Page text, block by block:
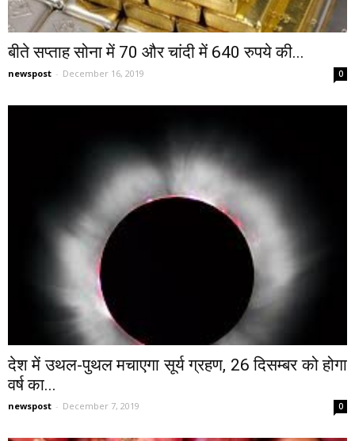
बीते सप्ताह सोना में 70 और चांदी में 640 रुपये की...
newspost - December 16, 2019 0
देश में उथल-पुथल मचाएगा सूर्य ग्रहण, 26 दिसम्बर को होगा
वर्ष का...
newspost - December 7, 2019 0